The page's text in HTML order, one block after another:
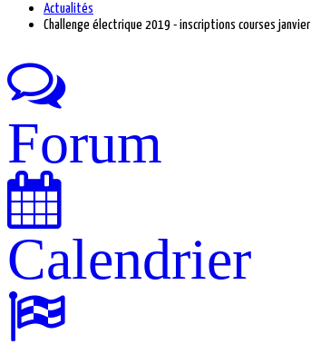
Actualités
Challenge électrique 2019 - inscriptions courses janvier
Forum
Calendrier